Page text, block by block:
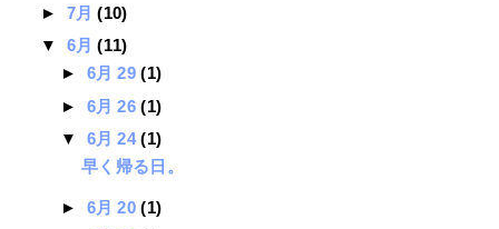
► 7月(10)
▼ 6月(11)
► 6月 29(1)
► 6月 26(1)
▼ 6月 24(1)
早く帰る日。
► 6月 20(1)